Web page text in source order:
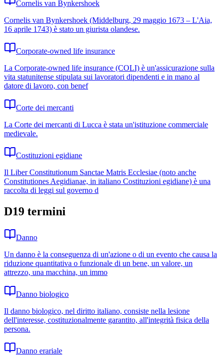
Cornelis van Bynkershoek
Cornelis van Bynkershoek (Middelburg, 29 maggio 1673 – L'Aia,
16 aprile 1743) è stato un giurista olandese.
Corporate-owned life insurance
La Corporate-owned life insurance (COLI) è un'assicurazione sulla
vita statunitense stipulata sui lavoratori dipendenti e in mano al
datore di lavoro, con benef
Corte dei mercanti
La Corte dei mercanti di Lucca è stata un'istituzione commerciale
medievale.
Costituzioni egidiane
Il Liber Constitutionum Sanctae Matris Ecclesiae (noto anche
Constitutiones Aegidianae, in italiano Costituzioni egidiane) è una
raccolta di leggi sul governo d
D19 termini
Danno
Un danno è la conseguenza di un'azione o di un evento che causa la
riduzione quantitativa o funzionale di un bene, un valore, un
attrezzo, una macchina, un immo
Danno biologico
Il danno biologico, nel diritto italiano, consiste nella lesione
dell'interesse, costituzionalmente garantito, all'integrità fisica della
persona.
Danno erariale